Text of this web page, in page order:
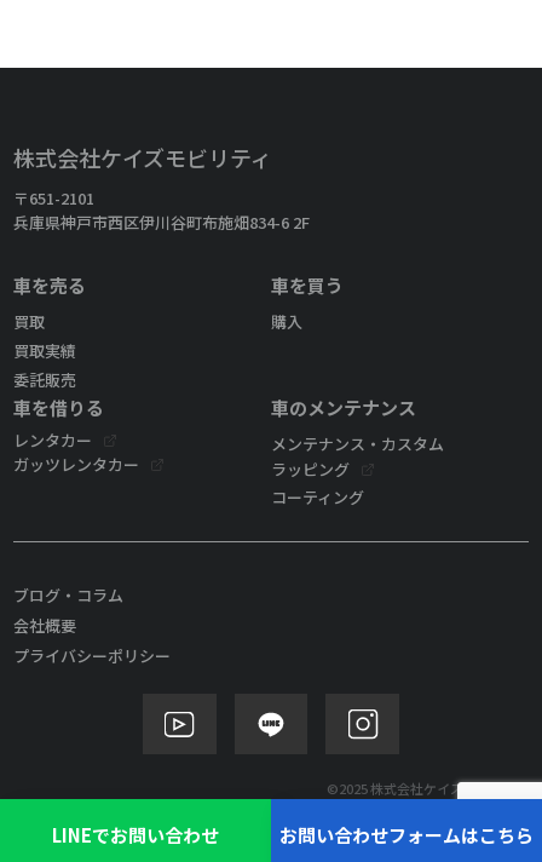
LINEでお問い合わせ お問い合わせフォームはこちら
株式会社ケイズモビリティ
〒651-2101
兵庫県神戸市西区伊川谷町布施畑834-6 2F
車を売る
買取
買取実績
委託販売
車を買う
購入
車を借りる
レンタカー
ガッツレンタカー
車のメンテナンス
メンテナンス・カスタム
ラッピング
コーティング
ブログ・コラム
会社概要
プライバシーポリシー
©2025 株式会社ケイズモビリティ